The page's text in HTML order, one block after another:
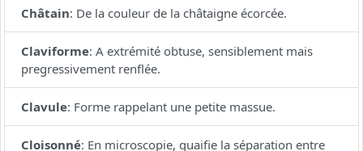
Châtain: De la couleur de la châtaigne écorcée.
Claviforme: A extrémité obtuse, sensiblement mais
pregressivement renflée.
Clavule: Forme rappelant une petite massue.
Cloisonné: En microscopie, quaifie la séparation entre